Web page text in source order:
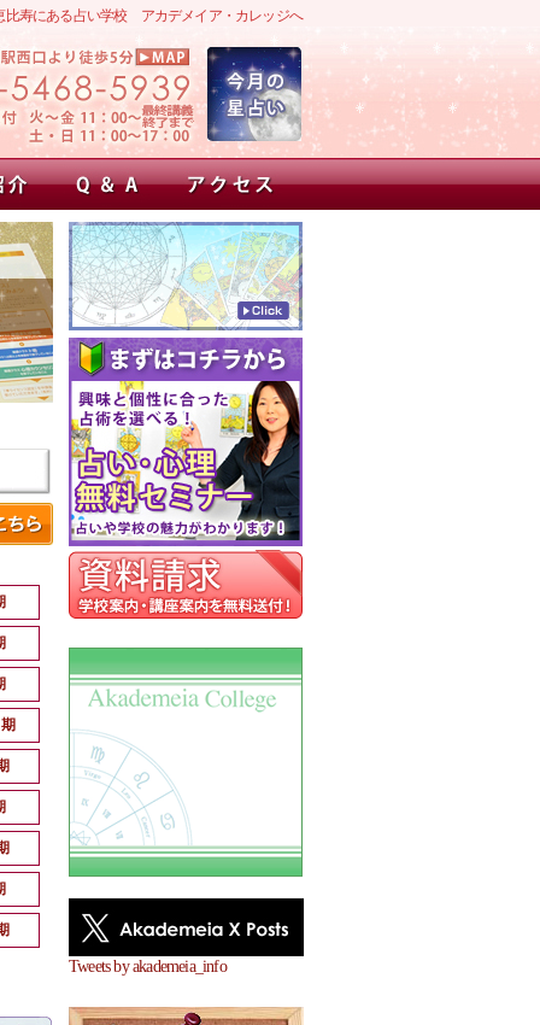
比寿にある占い学校 アカデメイア・カレッジへ
Tweets by akademeia_info